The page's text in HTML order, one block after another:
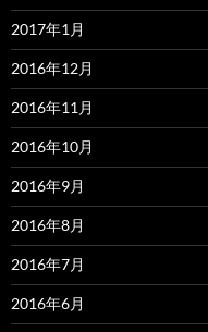
2017年1月
2016年12月
2016年11月
2016年10月
2016年9月
2016年8月
2016年7月
2016年6月